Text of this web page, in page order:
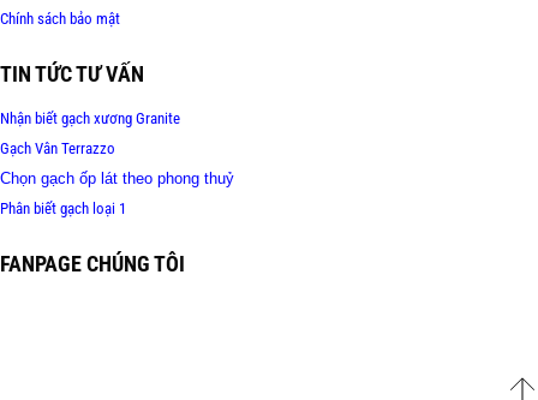
Chính sách bảo mật
TIN TỨC TƯ VẤN
Nhận biết gạch xương Granite
Gạch Vân Terrazzo
Chọn gạch ốp lát theo phong thuỷ
Phân biết gạch loại 1
FANPAGE CHÚNG TÔI